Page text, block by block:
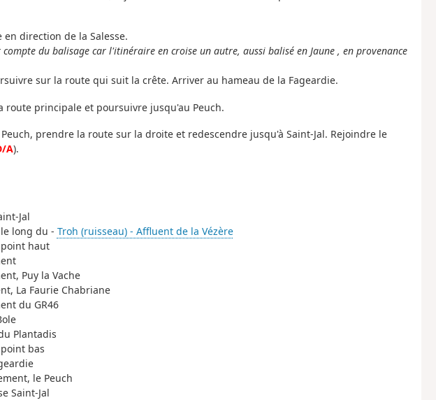
direction de la Salesse.
du balisage car l'itinéraire en croise un autre, aussi balisé en Jaune , en provenance
sur la route qui suit la crête. Arriver au hameau de la Fageardie.
route principale et poursuivre jusqu'au Peuch.
prendre la route sur la droite et redescendre jusqu'à Saint-Jal. Rejoindre le
A).
Jal
le long du - Troh (ruisseau) - Affluent de la Vézère
point haut
Puy la Vache
La Faurie Chabriane
du GR46
Plantadis
bas
le Peuch
Saint-Jal